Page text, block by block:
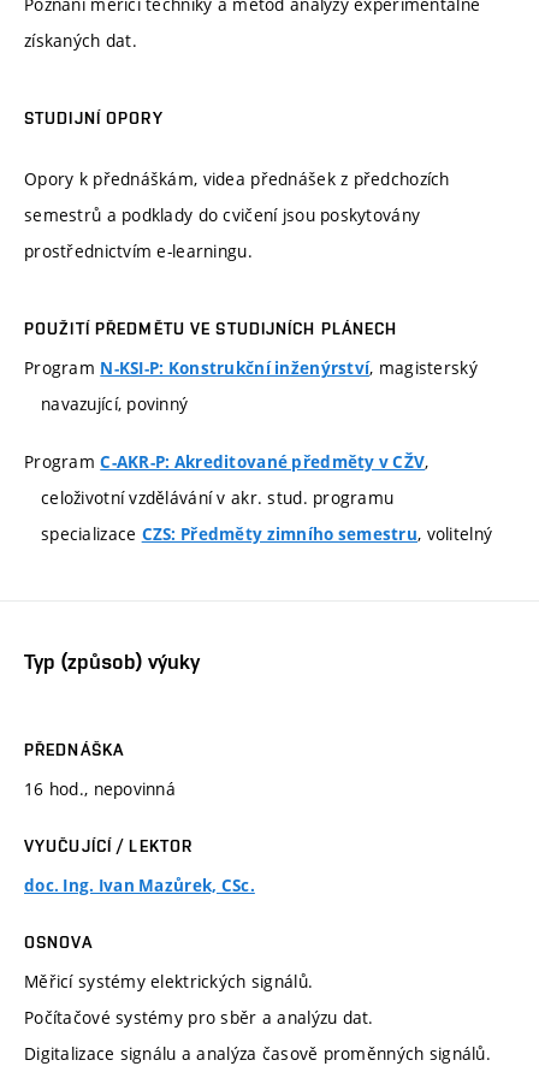
získaných dat.
STUDIJNÍ OPORY
Opory k přednáškám, videa přednášek z předchozích
semestrů a podklady do cvičení jsou poskytovány
prostřednictvím e-learningu.
POUŽITÍ PŘEDMĚTU VE STUDIJNÍCH PLÁNECH
Program N-KSI-P: Konstrukční inženýrství, magisterský
navazující, povinný
ProgramC-AKR-P: Akreditované předměty v CŽV,
celoživotní vzdělávání v akr. stud. programu
specializace CZS: Předměty zimního semestru, volitelný
Typ (způsob) výuky
PŘEDNÁŠKA
16 hod., nepovinná
VYUČUJÍCÍ / LEKTOR
doc. Ing. Ivan Mazůrek, CSc.
OSNOVA
Měřicí systémy elektrických signálů.
Počítačové systémy pro sběr a analýzu dat.
Digitalizace signálu a analýza časově proměnných signálů.